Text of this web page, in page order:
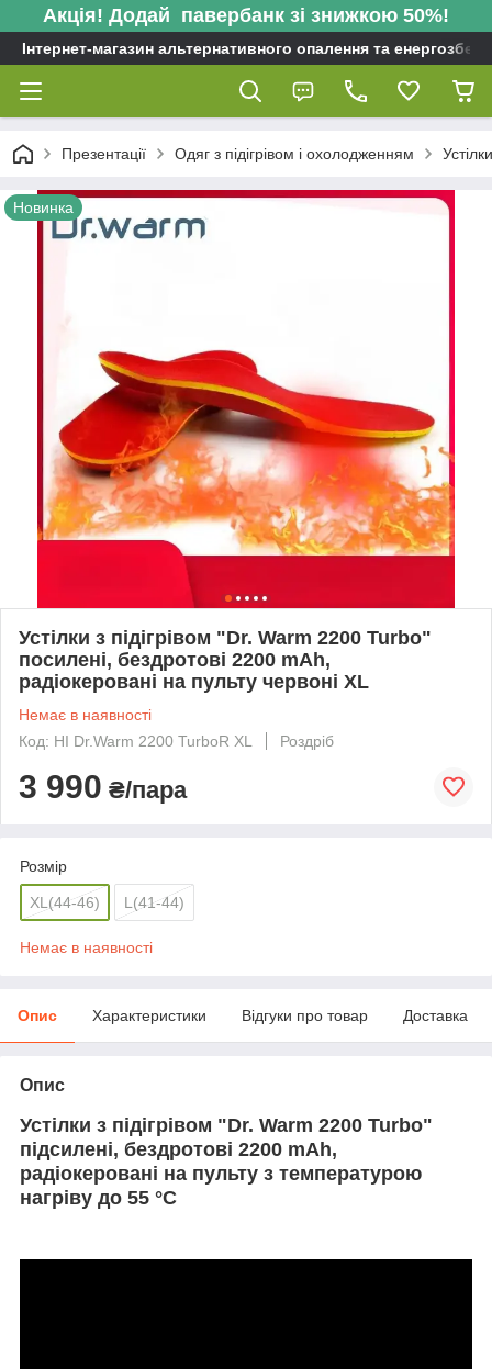
Акція! Додай павербанк зі знижкою 50%!
Інтернет-магазин альтернативного опалення та
Презентації Одяг з підігрівом і охолодженням
Новинка
Устілки з підігрівом "Dr. Warm 2200 Turbo"
посилені, бездротові 2200 mAh,
радіокеровані на пульту червоні XL
Немає в наявності
Код: HI Dr.Warm 2200 TurboR XL
Роздріб
3 990 ₴/пара
Розмір
XL(44-46) L(41-44)
Немає в наявності
Опис Характеристики Відгуки про товар Доставка
Опис
Устілки з підігрівом "Dr. Warm 2200 Turbo"
підсилені, бездротові 2200 mAh,
радіокеровані на пульту з температурою
нагріву до 55 °C